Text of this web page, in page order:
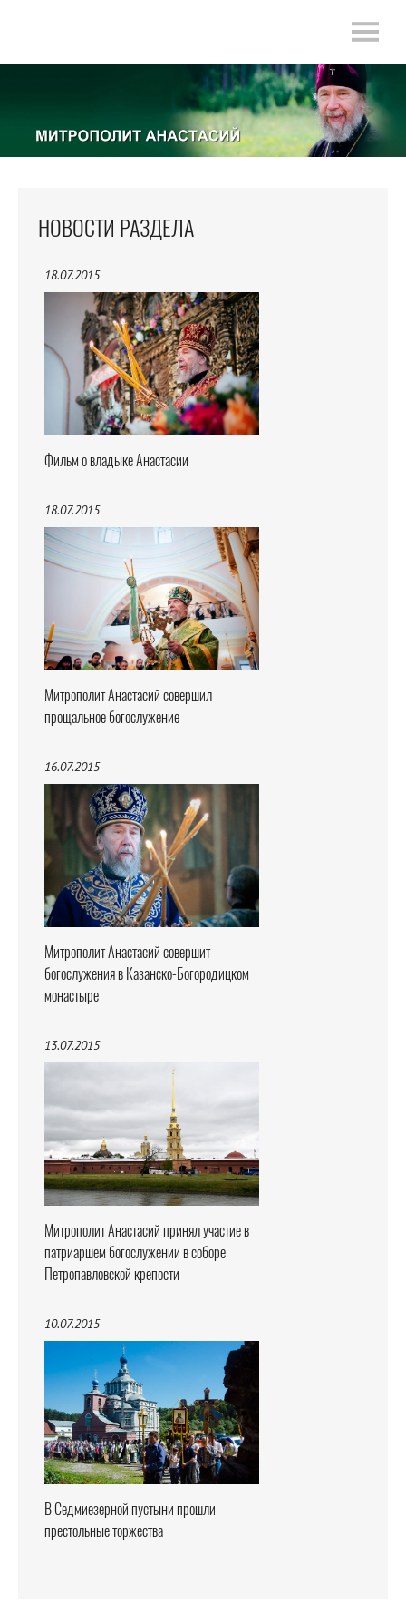
НОВОСТИ РАЗДЕЛА
18.07.2015
Фильм о владыке Анастасии
18.07.2015
Митрополит Анастасий совершил
прощальное богослужение
16.07.2015
Митрополит Анастасий совершит
богослужения в Казанско-Богородицком
монастыре
13.07.2015
Митрополит Анастасий принял участие в
патриаршем богослужении в соборе
Петропавловской крепости
10.07.2015
В Седмиезерной пустыни прошли
престольные торжества